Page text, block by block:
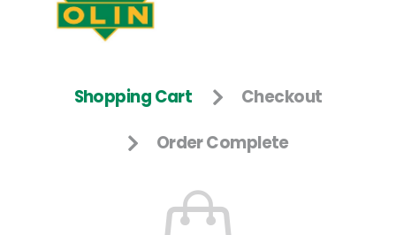
Shopping Cart Checkout
Order Complete